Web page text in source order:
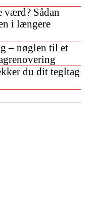
værd? Sådan
i længere
– nøglen til et
du dit tegltag